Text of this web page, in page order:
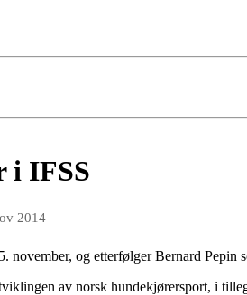
i IFSS
2014
november, og etterfølger Bernard
av norsk hundekjørersport, i